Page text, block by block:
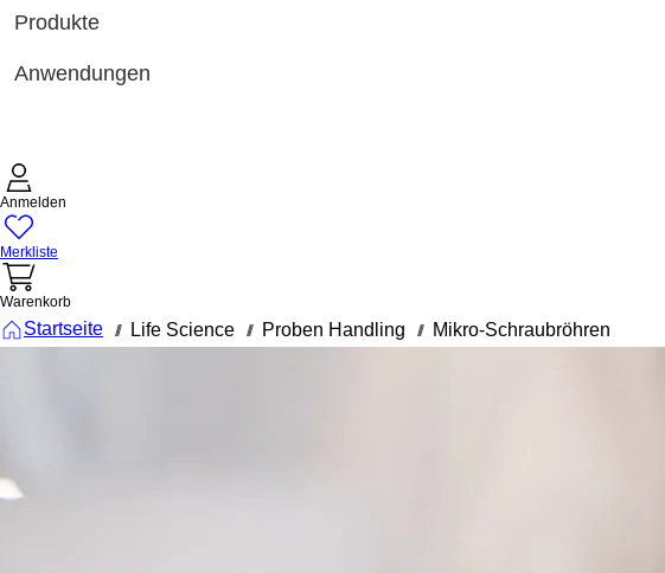
Produkte
Anwendungen
Anmelden
Merkliste
Warenkorb
Startseite /// Life Science /// Proben Handling /// Mikro-Schraubröhren